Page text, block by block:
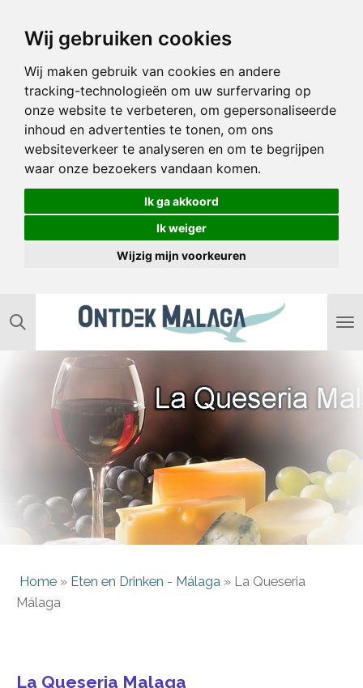
Wij gebruiken cookies
Wij maken gebruik van cookies en andere
tracking-technologieën om uw surfervaring op
onze website te verbeteren, om gepersonaliseerde
inhoud en advertenties te tonen, om ons
websiteverkeer te analyseren en om te begrijpen
waar onze bezoekers vandaan komen.
Ik ga akkoord
Ik weiger
Wijzig mijn voorkeuren
direct
hoofdinhoud
Home » Eten en Drinken - Málaga » La Queseria
Málaga
La Queseria Malaga